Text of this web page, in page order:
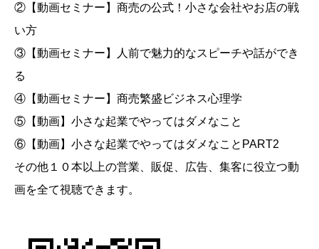
②【動画セミナー】商売の公式！小さな会社やお店の戦
い方
③【動画セミナー】人前で魅力的なスピーチや話ができ
る
④【動画セミナー】商売繁盛ビジネス心理学
⑤【動画】小さな起業でやってはダメなこと
⑥【動画】小さな起業でやってはダメなことPART2
その他１０本以上の営業、販促、広告、集客に役立つ動
画を全て視聴できます。